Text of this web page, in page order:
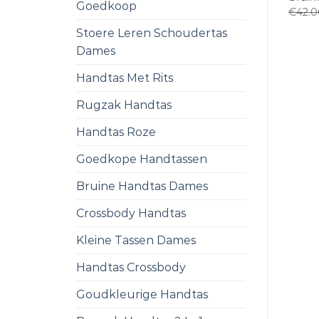
Goedkoop
Stoere Leren Schoudertas
Dames
Handtas Met Rits
Rugzak Handtas
Handtas Roze
Goedkope Handtassen
Bruine Handtas Dames
Crossbody Handtas
Kleine Tassen Dames
Handtas Crossbody
Goudkleurige Handtas
€